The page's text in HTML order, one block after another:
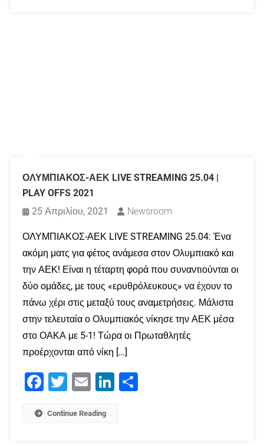
ΟΛΥΜΠΙΑΚΟΣ-ΑΕΚ LIVE STREAMING 25.04 |
PLAY OFFS 2021
25 Απριλίου, 2021
Newsroom
ΟΛΥΜΠΙΑΚΟΣ-ΑΕΚ LIVE STREAMING 25.04: Ένα
ακόμη ματς για φέτος ανάμεσα στον Ολυμπιακό και
την ΑΕΚ! Είναι η τέταρτη φορά που συναντιούνται οι
δύο ομάδες, με τους «ερυθρόλευκους» να έχουν το
πάνω χέρι στις μεταξύ τους αναμετρήσεις. Μάλιστα
στην τελευταία ο Ολυμπιακός νίκησε την ΑΕΚ μέσα
στο ΟΑΚΑ με 5-1! Τώρα οι Πρωταθλητές
προέρχονται από νίκη […]
Facebook
Twitter Email LinkedIn
Continue Reading